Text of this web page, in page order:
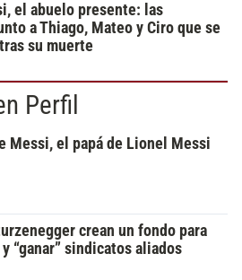
el abuelo presente: las
a Thiago, Mateo y Ciro que se
su muerte
Perfil
Messi, el papá de Lionel Messi
crean un fondo para
“ganar” sindicatos aliados